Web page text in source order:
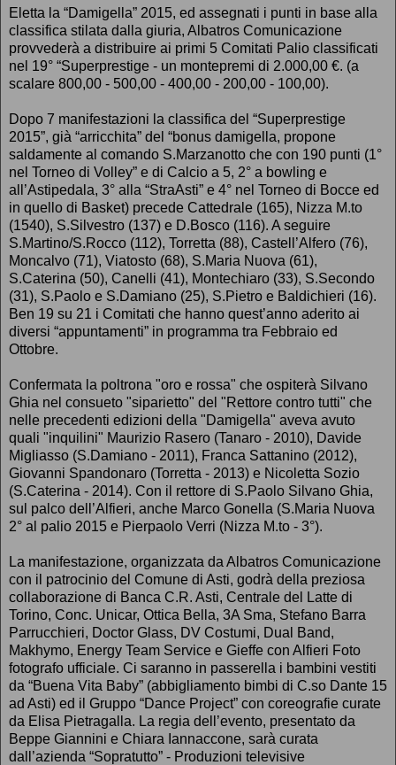
Eletta la “Damigella” 2015, ed assegnati i punti in base alla
classifica stilata dalla giuria, Albatros Comunicazione
provvederà a distribuire ai primi 5 Comitati Palio classificati
nel 19° “Superprestige - un montepremi di 2.000,00 €. (a
scalare 800,00 - 500,00 - 400,00 - 200,00 - 100,00).
Dopo 7 manifestazioni la classifica del “Superprestige
2015”, già “arricchita” del “bonus damigella, propone
saldamente al comando S.Marzanotto che con 190 punti (1°
nel Torneo di Volley” e di Calcio a 5, 2° a bowling e
all’Astipedala, 3° alla “StraAsti” e 4° nel Torneo di Bocce ed
in quello di Basket) precede Cattedrale (165), Nizza M.to
(1540), S.Silvestro (137) e D.Bosco (116). A seguire
S.Martino/S.Rocco (112), Torretta (88), Castell’Alfero (76),
Moncalvo (71), Viatosto (68), S.Maria Nuova (61),
S.Caterina (50), Canelli (41), Montechiaro (33), S.Secondo
(31), S.Paolo e S.Damiano (25), S.Pietro e Baldichieri (16).
Ben 19 su 21 i Comitati che hanno quest’anno aderito ai
diversi “appuntamenti” in programma tra Febbraio ed
Ottobre.
Confermata la poltrona "oro e rossa" che ospiterà Silvano
Ghia nel consueto "siparietto" del "Rettore contro tutti" che
nelle precedenti edizioni della "Damigella" aveva avuto
quali "inquilini" Maurizio Rasero (Tanaro - 2010), Davide
Migliasso (S.Damiano - 2011), Franca Sattanino (2012),
Giovanni Spandonaro (Torretta - 2013) e Nicoletta Sozio
(S.Caterina - 2014). Con il rettore di S.Paolo Silvano Ghia,
sul palco dell’Alfieri, anche Marco Gonella (S.Maria Nuova
2° al palio 2015 e Pierpaolo Verri (Nizza M.to - 3°).
La manifestazione, organizzata da Albatros Comunicazione
con il patrocinio del Comune di Asti, godrà della preziosa
collaborazione di Banca C.R. Asti, Centrale del Latte di
Torino, Conc. Unicar, Ottica Bella, 3A Sma, Stefano Barra
Parrucchieri, Doctor Glass, DV Costumi, Dual Band,
Makhymo, Energy Team Service e Gieffe con Alfieri Foto
fotografo ufficiale. Ci saranno in passerella i bambini vestiti
da “Buena Vita Baby” (abbigliamento bimbi di C.so Dante 15
ad Asti) ed il Gruppo “Dance Project” con coreografie curate
da Elisa Pietragalla. La regia dell’evento, presentato da
Beppe Giannini e Chiara Iannaccone, sarà curata
dall’azienda “Sopratutto” - Produzioni televisive